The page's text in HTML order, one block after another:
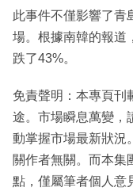
此事件不僅影響了青
場。根據南韓的報道
跌了43%。
免責聲明：本專頁刊
途。市場瞬息萬變，
動掌握市場最新狀況
關作者無關。而本集
點，僅屬筆者個人意